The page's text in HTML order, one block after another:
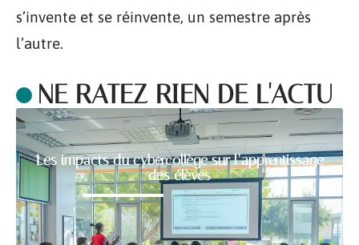
s’invente et se réinvente, un semestre après
l’autre.
NE RATEZ RIEN DE L'ACTU
Les impacts du cybercollège sur l’apprentissage
des élèves